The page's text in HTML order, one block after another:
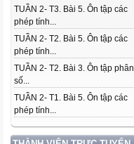
TUẦN 2- T3. Bài 5. Ôn tập các
phép tính...
TUẦN 2- T2. Bài 5. Ôn tập các
phép tính...
TUẦN 2- T2. Bài 3. Ôn tập phân
số...
TUẦN 2- T1. Bài 5. Ôn tập các
phép tính...